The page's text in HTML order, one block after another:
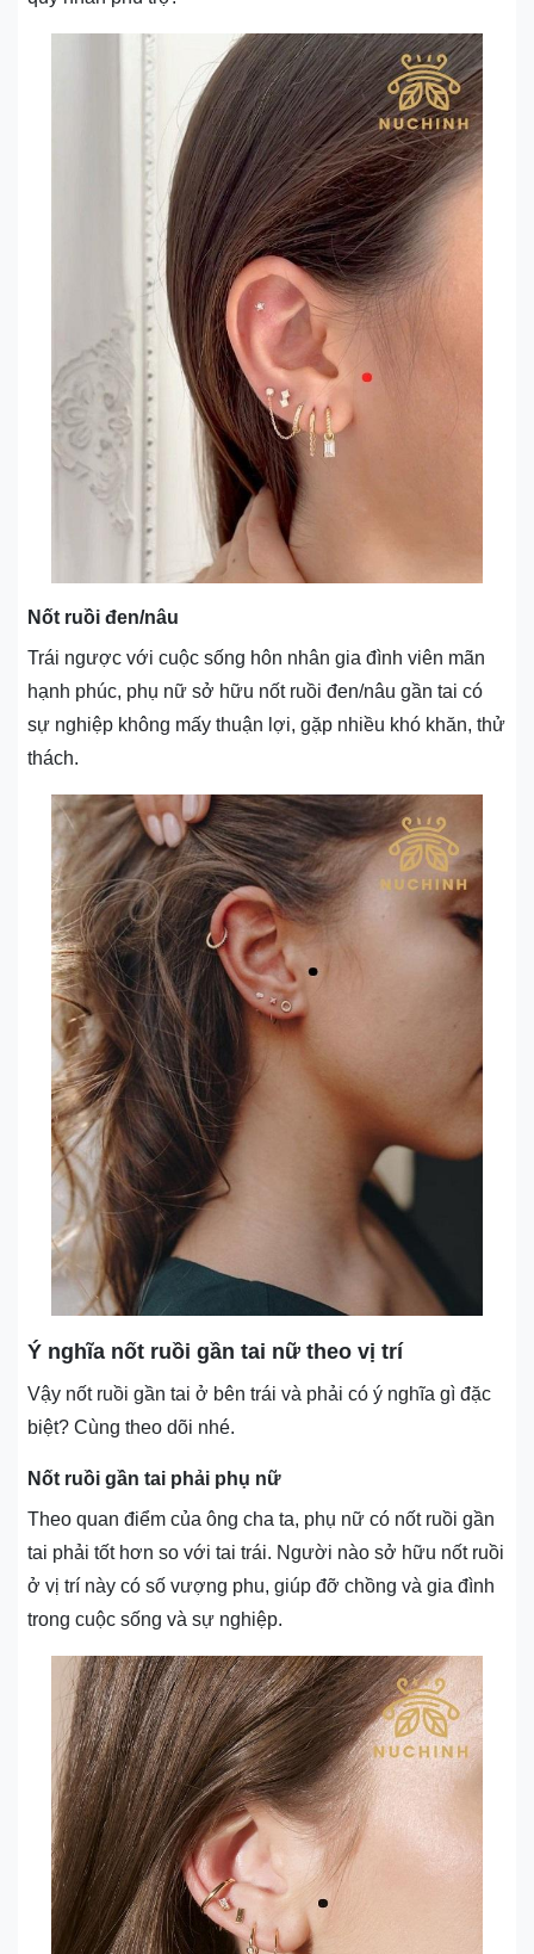
Nốt ruồi đen/nâu
Trái ngược với cuộc sống hôn nhân gia đình viên mãn
hạnh phúc, phụ nữ sở hữu nốt ruồi đen/nâu gần tai có
sự nghiệp không mấy thuận lợi, gặp nhiều khó khăn, thử
thách.
Ý nghĩa nốt ruồi gần tai nữ theo vị trí
Vậy nốt ruồi gần tai ở bên trái và phải có ý nghĩa gì đặc
biệt? Cùng theo dõi nhé.
Nốt ruồi gần tai phải phụ nữ
Theo quan điểm của ông cha ta, phụ nữ có nốt ruồi gần
tai phải tốt hơn so với tai trái. Người nào sở hữu nốt ruồi
ở vị trí này có số vượng phu, giúp đỡ chồng và gia đình
trong cuộc sống và sự nghiệp.